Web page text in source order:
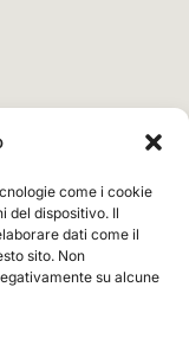
come i cookie
del dispositivo. Il
dati come il
sito. Non
su alcune